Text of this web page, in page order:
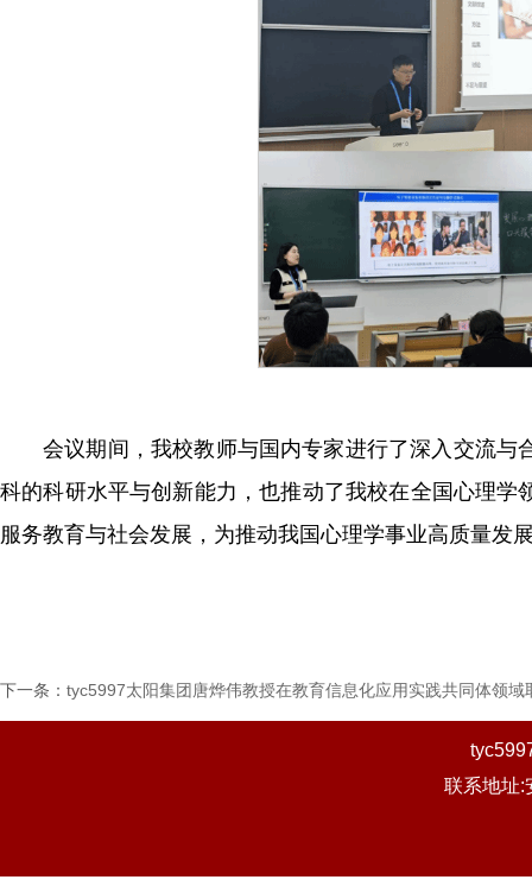
会议期间，我校教师与国内专家进行了深入交流
科的科研水平与创新能力，也推动了我校在全国心理
服务教育与社会发展，为推动我国心理学事业高质量发
下一条： tyc5997太阳集团唐烨伟教授在教育信息化应用实践共同体领域
联系地址: